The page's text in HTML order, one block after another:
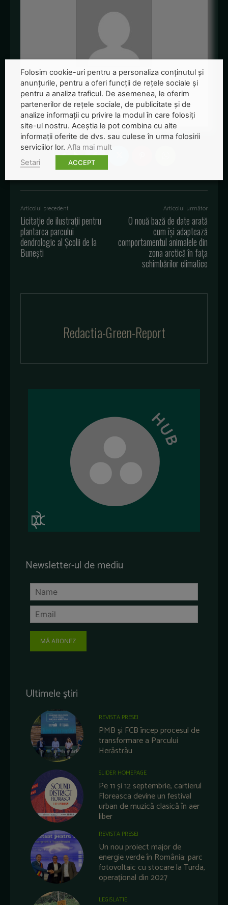
Redactia-Green-Report
+ posts
Articolul precedent
Licitație de ilustrații pentru
plantarea parcului
dendrologic al Școlii de la
Bunești
Articolul următor
O nouă bază de date arată
cum își adaptează
comportamentul animalele din
zona arctică în fața
schimbărilor climatice
Redactia-Green-Report
Newsletter-ul de mediu
MĂ ABONEZ
Ultimele știri
REVISTA PRESEI
PMB și FCB încep procesul de
transformare a Parcului
Herăstrău
SLIDER HOMEPAGE
Pe 11 și 12 septembrie, cartierul
Floreasca devine un festival
urban de muzică clasică în aer
liber
REVISTA PRESEI
Un nou proiect major de
energie verde în România: parc
fotovoltaic cu stocare la Turda,
operațional din 2027
LEGISLATIE
Folosim cookie-uri pentru a personaliza conținutul și
anunțurile, pentru a oferi funcții de rețele sociale și
pentru a analiza traficul. De asemenea, le oferim
partenerilor de rețele sociale, de publicitate și de
analize informații cu privire la modul în care folosiți
site-ul nostru. Aceștia le pot combina cu alte
informații oferite de dvs. sau culese în urma folosirii
serviciilor lor. Afla mai mult
Setari
ACCEPT